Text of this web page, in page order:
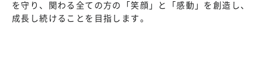
を守り、関わる全ての方の「笑顔」と「感動」を創造し、
成長し続けることを目指します。